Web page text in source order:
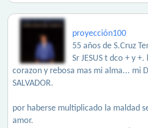
proyección100
55 años de S.Cruz
Sr JESUS t dco + y
corazon y rebosa mas mi alma... mi
SALVADOR.
por haberse multiplicado la maldad
amor.